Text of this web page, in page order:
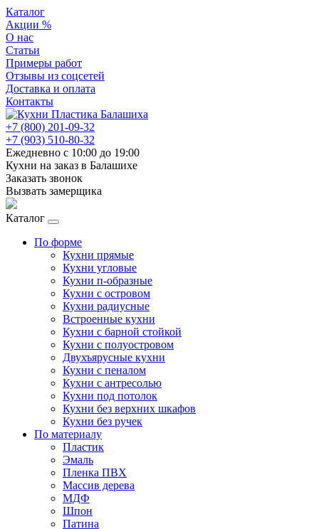
Каталог
Акции %
О нас
Статьи
Примеры работ
Отзывы из соцсетей
Доставка и оплата
Контакты
+7 (800) 201-09-32
+7 (903) 510-80-32
Ежедневно с 10:00 до 19:00
Кухни на заказ в Балашихе
Заказать звонок
Вызвать замерщика
Каталог
По форме
Кухни прямые
Кухни угловые
Кухни п-образные
Кухни с островом
Кухни радиусные
Встроенные кухни
Кухни с барной стойкой
Кухни с полуостровом
Двухъярусные кухни
Кухни с пеналом
Кухни с антресолью
Кухни под потолок
Кухни без верхних шкафов
Кухни без ручек
По материалу
Пластик
Эмаль
Пленка ПВХ
Массив дерева
МДФ
Шпон
Патина